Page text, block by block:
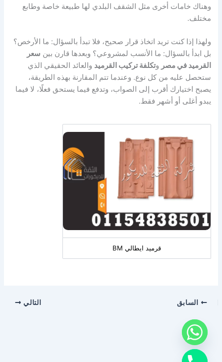
وهناك خامات أخرى مثل الشقف البلدي لها طبيعة خاصة وطابع
مختلف.
ولهذا إذا كنت تريد اتخاذ قرار صحيح، فلا تبدأ بالسؤال: ما الأرخص؟
بل ابدأ بالسؤال: ما الأنسب لمشروعي؟ وبعدها قارن بين سعر
القرميد في مصر وتكلفة تركيب القرميد والعائد الحقيقي الذي
ستحصل عليه من كل نوع. وعندما تتم المقارنة بهذه الطريقة،
يصبح اختيارك أقرب إلى الصواب، وتدفع فيما يستحق فعلًا، لا فيما
يبدو أغلى أو أشهر فقط.
قرميد ايطالي BM
السابق التالي